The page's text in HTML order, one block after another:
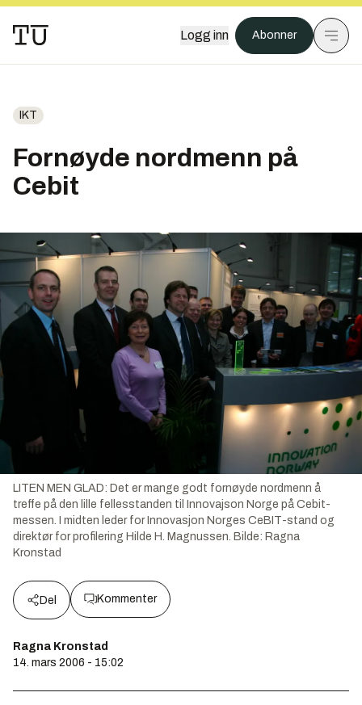
Logg inn Abonner
IKT
Fornøyde nordmenn på
Cebit
LITEN MEN GLAD: Det er mange godt fornøyde nordmenn å
treffe på den lille fellesstanden til Innovajson Norge på Cebit-
messen. I midten leder for Innovasjon Norges CeBIT-stand og
direktør for profilering Hilde H. Magnussen. Bilde: Ragna
Kronstad
Del Kommenter
Ragna Kronstad
14. mars 2006 - 15:02